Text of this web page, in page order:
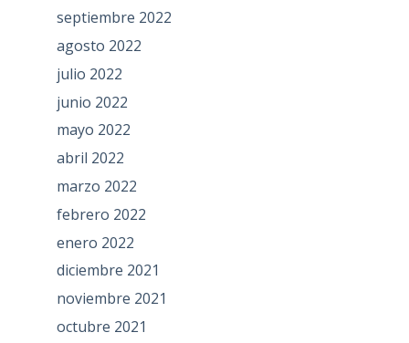
septiembre 2022
agosto 2022
julio 2022
junio 2022
mayo 2022
abril 2022
marzo 2022
febrero 2022
enero 2022
diciembre 2021
noviembre 2021
octubre 2021